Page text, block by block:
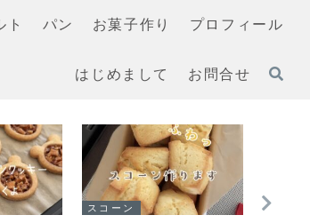
ト パン お菓子作り プロフィール
はじめまして お問合せ
イチ押し！！ イチ押